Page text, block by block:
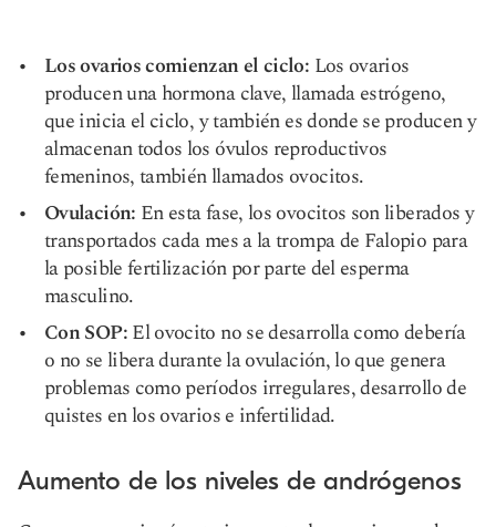
Los ovarios comienzan el ciclo: Los ovarios
producen una hormona clave, llamada estrógeno,
que inicia el ciclo, y también es donde se producen y
almacenan todos los óvulos reproductivos
femeninos, también llamados ovocitos.
Ovulación: En esta fase, los ovocitos son liberados y
transportados cada mes a la trompa de Falopio para
la posible fertilización por parte del esperma
masculino.
Con SOP:El ovocito no se desarrolla como debería
o no se libera durante la ovulación, lo que genera
problemas como períodos irregulares, desarrollo de
quistes en los ovarios e infertilidad.
Aumento de los niveles de andrógenos